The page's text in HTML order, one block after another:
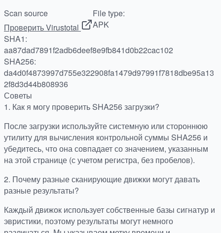
Scan source
Проверить Virustotal
File type:
APK
SHA1:
aa87dad7891f2adb6deef8e9fb841d0b22cac102
SHA256:
da4d0f4873997d755e322908fa1479d97991f7818dbe95a13
2f8d3d44b808936
Советы
1. Как я могу проверить SHA256 загрузки?
После загрузки используйте системную или стороннюю
утилиту для вычисления контрольной суммы SHA256 и
убедитесь, что она совпадает со значением, указанным
на этой странице (с учетом регистра, без пробелов).
2. Почему разные сканирующие движки могут давать
разные результаты?
Каждый движок использует собственные базы сигнатур и
эвристики, поэтому результаты могут немного